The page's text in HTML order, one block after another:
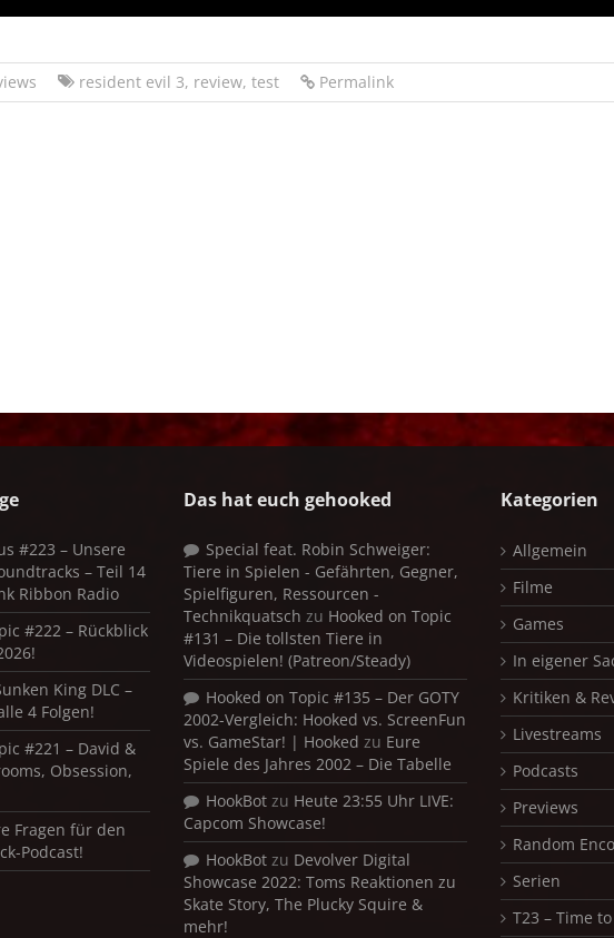
resident evil 3, review, test Permalink
#223 – Unsere
– Teil 14
Ribbon Radio
#222 – Rückblick
King DLC –
4 Folgen!
#221 – David &
Obsession,
Fragen für den
Podcast!
Das hat euch gehooked
Special feat. Robin Schweiger:
Tiere in Spielen - Gefährten, Gegner,
Spielfiguren, Ressourcen -
Technikquatsch zu Hooked on Topic
#131 – Die tollsten Tiere in
Videospielen! (Patreon/Steady)
Hooked on Topic #135 – Der GOTY
2002-Vergleich: Hooked vs. ScreenFun
vs. GameStar! | Hooked zu Eure
Spiele des Jahres 2002 – Die Tabelle
HookBot zu Heute 23:55 Uhr LIVE:
Capcom Showcase!
HookBot zu Devolver Digital
Showcase 2022: Toms Reaktionen zu
Skate Story, The Plucky Squire &
mehr!
Kategorien
Allgemein
Filme
Games
In eigener
Kritiken &
Livestreams
Podcasts
Previews
Random
Serien
T23 – Time